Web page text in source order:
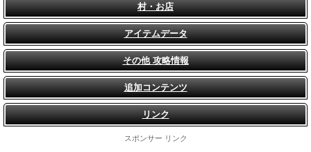
村・お店
アイテムデータ
その他 攻略情報
追加コンテンツ
リンク
スポンサー リンク